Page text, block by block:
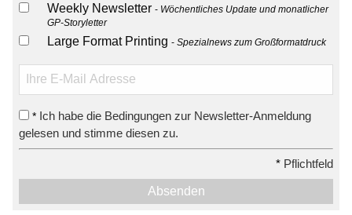
Weekly Newsletter
Wöchentliches Update und monatlicher
GP-Storyletter
Large Format Printing Spezialnews zum Großformatdruck
* Ich habe die Bedingungen zur Newsletter-Anmeldung
gelesen und stimme diesen zu.
* Pflichtfeld
Absenden